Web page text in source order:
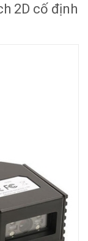
2D cố định